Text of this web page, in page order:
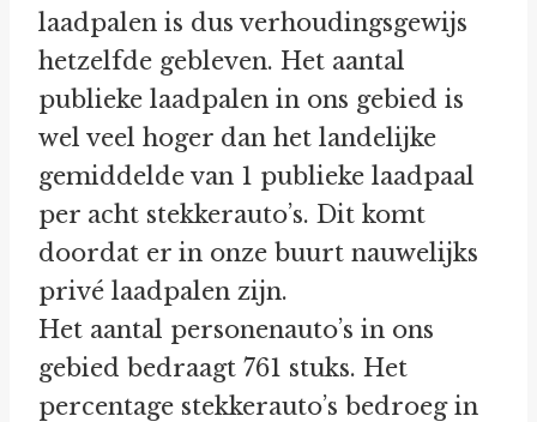
laadpalen is dus verhoudingsgewijs
hetzelfde gebleven. Het aantal
publieke laadpalen in ons gebied is
wel veel hoger dan het landelijke
gemiddelde van 1 publieke laadpaal
per acht stekkerauto’s. Dit komt
doordat er in onze buurt nauwelijks
privé laadpalen zijn.
Het aantal personenauto’s in ons
gebied bedraagt 761 stuks. Het
percentage stekkerauto’s bedroeg in